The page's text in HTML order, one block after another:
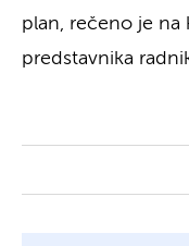
plan, rečeno je na
predstavnika